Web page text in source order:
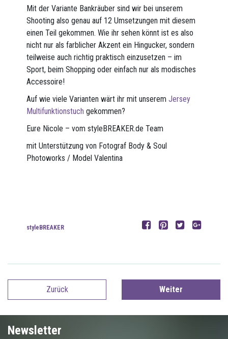
Mit der Variante Bankräuber sind wir bei unserem
Shooting also genau auf 12 Umsetzungen mit diesem
einen Teil gekommen. Wie ihr sehen könnt ist es also
nicht nur als farblicher Akzent ein Hingucker, sondern
teilweise auch richtig praktisch einzusetzen – im
Sport, beim Shopping oder einfach nur als modisches
Accessoire!
Auf wie viele Varianten wärt ihr mit unseremJersey
Multifunktionstuch gekommen?
Eure Nicole – vom styleBREAKER.de Team
mit Unterstützung von Fotograf Body & Soul
Photoworks / Model Valentina
styleBREAKER
Zurück Weiter
Newsletter